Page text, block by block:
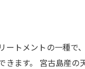
ートメントの一種
きます。 宮古島産